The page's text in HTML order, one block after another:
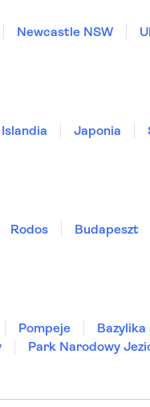
Newcastle NSW
Islandia Japonia
Rodos Budapeszt
Pompeje
Park Narodowy